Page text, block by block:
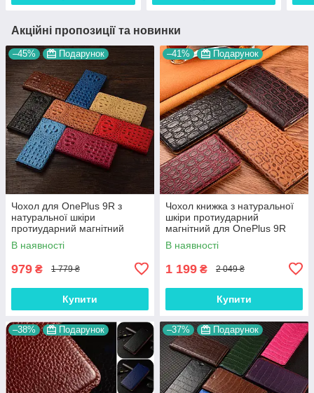
Акційні пропозиції та новинки
–45% Подарунок
Чохол для OnePlus 9R з
натуральної шкіри
протиударний магнітний
книжка з підставкою
"CROCOHEAD"
В наявності
979 ₴ 1 779 ₴
Купити
–41% Подарунок
Чохол книжка з натуральної
шкіри протиударний
магнітний для OnePlus 9R
"JACOSA"
В наявності
1 199 ₴ 2 049 ₴
Купити
–38% Подарунок –37% Подарунок